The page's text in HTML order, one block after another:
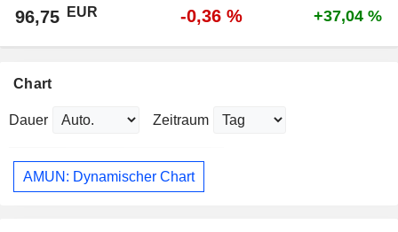
96,75 EUR -0,36 % +37,04 %
Chart
Dauer Zeitraum
AMUN: Dynamischer Chart